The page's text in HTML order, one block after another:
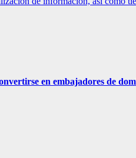
en embajadores de